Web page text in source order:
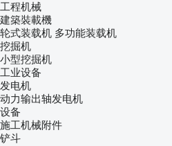
工程机械
建築裝載機
轮式装载机 多功能装载机
挖掘机
小型挖掘机
工业设备
发电机
动力输出轴发电机
设备
施工机械附件
铲斗